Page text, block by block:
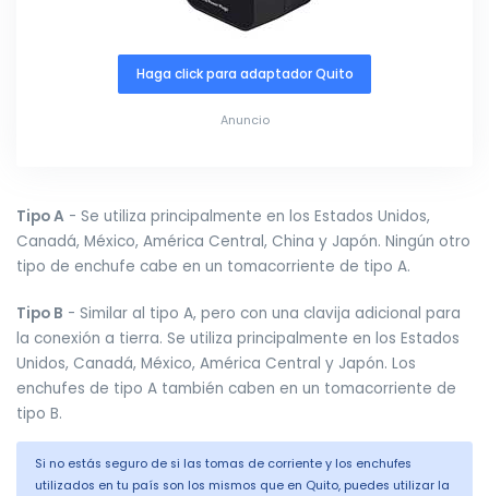
Haga click para adaptador Quito
Anuncio
Tipo A - Se utiliza principalmente en los Estados Unidos,
Canadá, México, América Central, China y Japón. Ningún otro
tipo de enchufe cabe en un tomacorriente de tipo A.
Tipo B - Similar al tipo A, pero con una clavija adicional para
la conexión a tierra. Se utiliza principalmente en los Estados
Unidos, Canadá, México, América Central y Japón. Los
enchufes de tipo A también caben en un tomacorriente de
tipo B.
Si no estás seguro de si las tomas de corriente y los enchufes
utilizados en tu país son los mismos que en Quito, puedes utilizar la